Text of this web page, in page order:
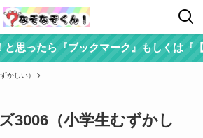
たら『ブックマーク』もしくは『【な
かしい）
3006（小学生むずかし